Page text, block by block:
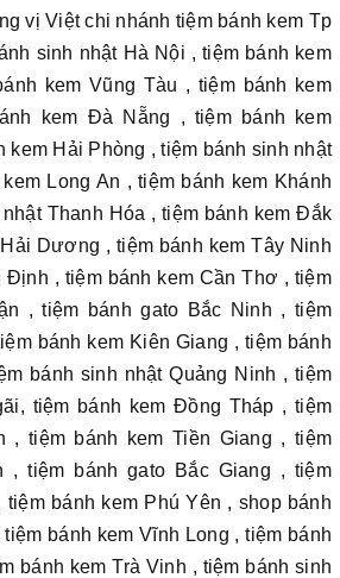
vị Việt chi nhánh tiệm bánh kem Tp
sinh nhật Hà Nội , tiệm bánh kem
kem Vũng Tàu , tiệm bánh kem
kem Đà Nẵng , tiệm bánh kem
kem Hải Phòng , tiệm bánh sinh nhật
Long An , tiệm bánh kem Khánh
Thanh Hóa , tiệm bánh kem Đắk
Dương , tiệm bánh kem Tây Ninh
Định , tiệm bánh kem Cần Thơ , tiệm
, tiệm bánh gato Bắc Ninh , tiệm
bánh kem Kiên Giang , tiệm bánh
bánh sinh nhật Quảng Ninh , tiệm
tiệm bánh kem Đồng Tháp , tiệm
, tiệm bánh kem Tiền Giang , tiệm
, tiệm bánh gato Bắc Giang , tiệm
tiệm bánh kem Phú Yên , shop bánh
bánh kem Vĩnh Long , tiệm bánh
bánh kem Trà Vinh , tiệm bánh sinh